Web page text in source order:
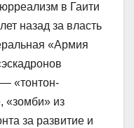
в Гаити
назад за власть
«Армия
«тонтон-
«зомби» из
за развитие и